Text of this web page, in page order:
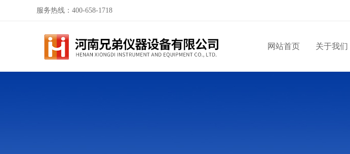
服务热线：400-658-1718
网站首页 关于我们